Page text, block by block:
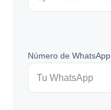
Número de WhatsApp